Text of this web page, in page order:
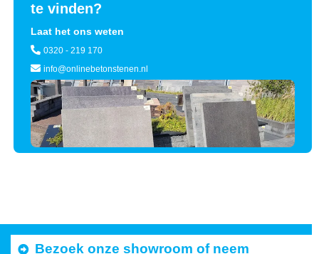
te vinden?
Laat het ons weten
0320 - 219 170
info@onlinebetonstenen.nl
Bezoek onze showroom of neem